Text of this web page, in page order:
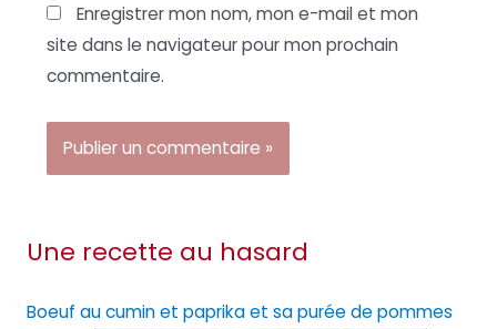
Enregistrer mon nom, mon e-mail et mon
site dans le navigateur pour mon prochain
commentaire.
Une recette au hasard
Boeuf au cumin et paprika et sa purée de pommes